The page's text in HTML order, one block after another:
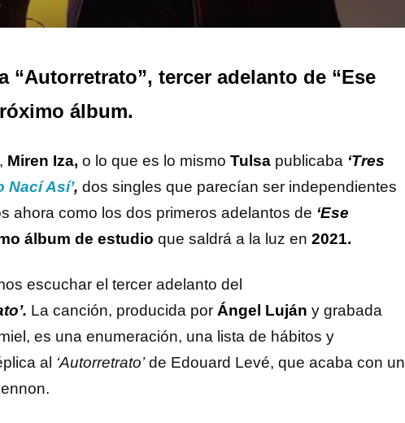
“Autorretrato”, tercer adelanto de “Ese
álbum.
Miren Iza, o lo que es lo mismo Tulsa publicaba ‘Tres
Nací Así’, dos singles que parecían ser independientes
ahora como los dos primeros adelantos de ‘Ese
álbum de estudio que saldrá a la luz en 2021.
escuchar el tercer adelanto del
La canción, producida por Ángel Luján y grabada
es una enumeración, una lista de hábitos y
al ‘Autorretrato’de Edouard Levé, que acaba con un